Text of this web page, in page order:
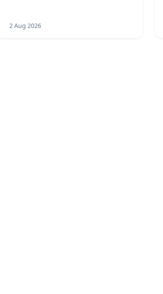
KONTROLA STAVBY C-AREA NA
2 Aug 2026